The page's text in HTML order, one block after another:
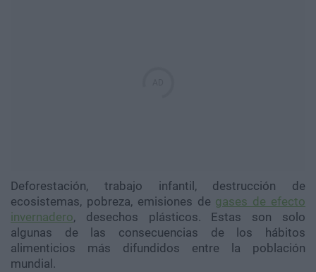
Deforestación, trabajo infantil, destrucción de
ecosistemas, pobreza, emisiones de gases de efecto
invernadero, desechos plásticos. Estas son solo
algunas de las consecuencias de los hábitos
alimenticios más difundidos entre la población
mundial.